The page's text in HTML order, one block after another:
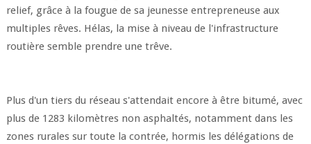
relief, grâce à la fougue de sa jeunesse entrepreneuse aux
multiples rêves. Hélas, la mise à niveau de l'infrastructure
routière semble prendre une trêve.
Plus d'un tiers du réseau s'attendait encore à être bitumé, avec
plus de 1283 kilomètres non asphaltés, notamment dans les
zones rurales sur toute la contrée, hormis les délégations de